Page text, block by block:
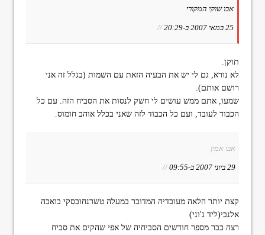
אבו שוקי המקורי
25 במאי 2007 ב-20:29 //
תוקן.
לא נורא, גם לי יש את הבעיה הזאת עם השמות (בגלל זה אני
רושם אותם).
שמעו, אתם ממש עושים לי חשק לנסות את הסביח הזה. עם כל
הכבוד לעובד, ועם כל הכבוד לזה שאני בכלל אוהב חומוס.
אבו אמין
29 ביוני 2007 ב-09:55 //
קצת יותר הלאה מעובדיה המדובר במעלה טשרנחובסקי בואכה
אלנבי(ליד ג'וני)
רצה כבר מספר חודשים הסביחיה של אפי שהקים את סביח